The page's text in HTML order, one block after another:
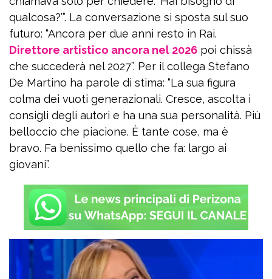
qualcosa?’”. La conversazione si sposta sul suo
futuro: “Ancora per due anni resto in Rai.
Direttore artistico ancora nel 2026 poi chissà
che succederà nel 2027”. Per il collega Stefano
De Martino ha parole di stima: “La sua figura
colma dei vuoti generazionali. Cresce, ascolta i
consigli degli autori e ha una sua personalità. Più
belloccio che piacione. È tante cose, ma è
bravo. Fa benissimo quello che fa: largo ai
giovani”.